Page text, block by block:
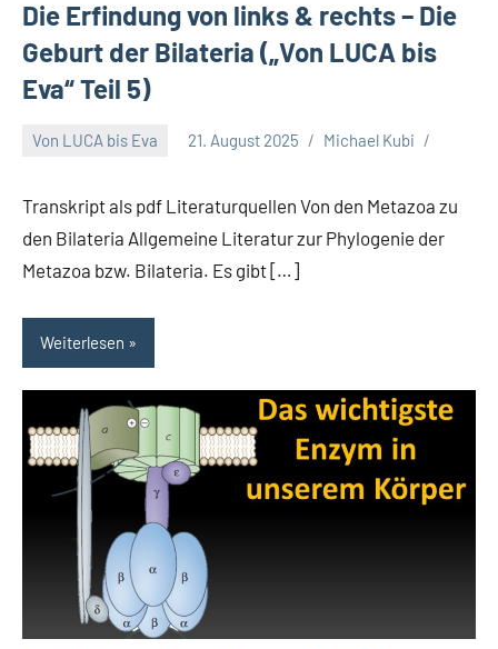
Die Erfindung von links & rechts – Die
Geburt der Bilateria („Von LUCA bis
Eva“ Teil 5)
Von LUCA bis Eva 21. August 2025 Michael Kubi
Transkript als pdf Literaturquellen Von den Metazoa zu
den Bilateria Allgemeine Literatur zur Phylogenie der
Metazoa bzw. Bilateria. Es gibt […]
Weiterlesen